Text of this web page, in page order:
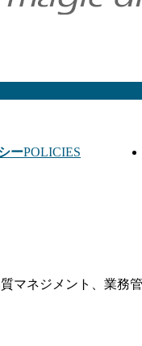
ーPOLICIES
ネジメント、業務